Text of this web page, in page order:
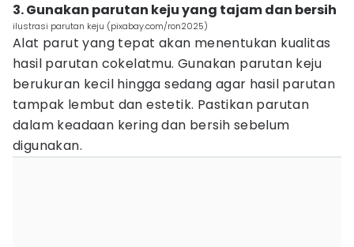
3. Gunakan parutan keju yang tajam dan bersih
ilustrasi parutan keju (pixabay.com/ron2025)
Alat parut yang tepat akan menentukan kualitas
hasil parutan cokelatmu. Gunakan parutan keju
berukuran kecil hingga sedang agar hasil parutan
tampak lembut dan estetik. Pastikan parutan
dalam keadaan kering dan bersih sebelum
digunakan.